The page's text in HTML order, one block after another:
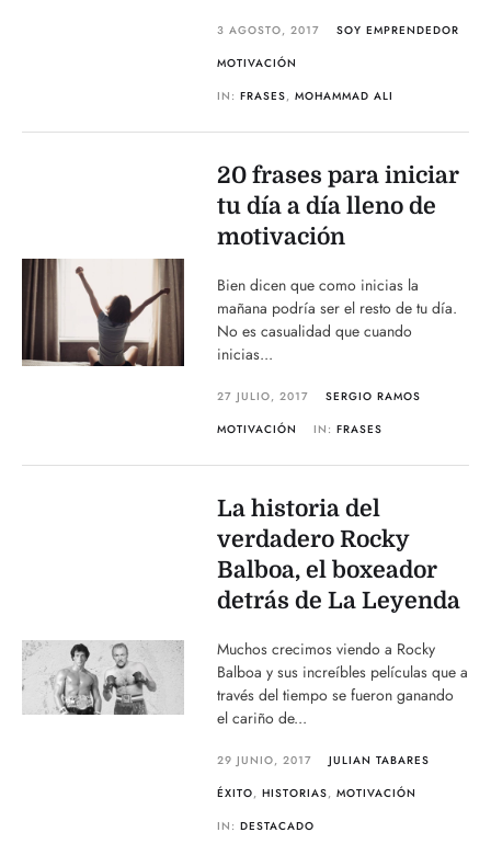
3 AGOSTO, 2017
SOY EMPRENDEDOR
MOTIVACIÓN
IN:FRASES,MOHAMMAD ALI
20 frases para iniciar
tu día a día lleno de
motivación
Bien dicen que como inicias la
mañana podría ser el resto de tu día.
No es casualidad que cuando
inicias...
27 JULIO, 2017
SERGIO RAMOS
MOTIVACIÓN
IN:FRASES
La historia del
verdadero Rocky
Balboa, el boxeador
detrás de La Leyenda
Muchos crecimos viendo a Rocky
Balboa y sus increíbles películas que a
través del tiempo se fueron ganando
el cariño de...
29 JUNIO, 2017
JULIAN TABARES
ÉXITO,HISTORIAS,MOTIVACIÓN
IN:DESTACADO